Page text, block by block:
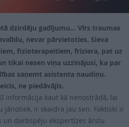
dzirdēju gadījumu… Vīrs traumas
nevar pārvietoties. Sieva
fizioterapeitiem, friziera, pat uz
tikai nesen viņa uzzinājusi, ka par
saņemt asistenta naudiņu.
ne piedāvājis.
informācija kaut kā nenostrādā, lai
jānotiek, ir skaidra jau sen. Faktiski ir
un darbspēju ekspertīzes ārstu